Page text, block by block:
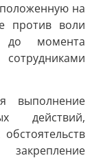
на
против воли
до момента
выполнение
действий,